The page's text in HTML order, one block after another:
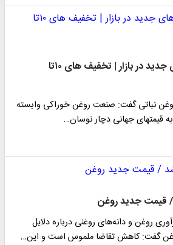
ورود روغن با قیمت های جدید در بازار | تخفیف های ۱۰تا
نباتی گفت: صنعت روغن خوراکی وابسته
قیمتهای جهانی دچار نوسان…
/ قیمت جدید روغن
روغن و دانه‌های روغنی درباره دلایل